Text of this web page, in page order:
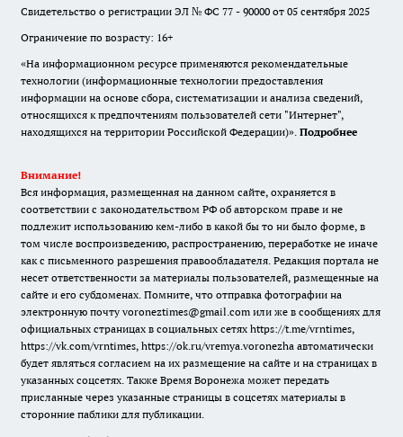
Свидетельство о регистрации ЭЛ № ФС 77 - 90000 от 05 сентября 2025
Ограничение по возрасту: 16+
«На информационном ресурсе применяются рекомендательные
технологии (информационные технологии предоставления
информации на основе сбора, систематизации и анализа сведений,
относящихся к предпочтениям пользователей сети "Интернет",
находящихся на территории Российской Федерации)». Подробнее
Внимание!
Вся информация, размещенная на данном сайте, охраняется в
соответствии с законодательством РФ об авторском праве и не
подлежит использованию кем-либо в какой бы то ни было форме, в
том числе воспроизведению, распространению, переработке не иначе
как с письменного разрешения правообладателя. Редакция портала не
несет ответственности за материалы пользователей, размещенные на
сайте и его субдоменах. Помните, что отправка фотографии на
электронную почту voroneztimes@gmail.com или же в сообщениях для
официальных страницах в социальных сетях https://t.me/vrntimes,
https://vk.com/vrntimes, https://ok.ru/vremya.voronezha автоматически
будет являться согласием на их размещение на сайте и на страницах в
указанных соцсетях. Также Время Воронежа может передать
присланные через указанные страницы в соцсетях материалы в
сторонние паблики для публикации.